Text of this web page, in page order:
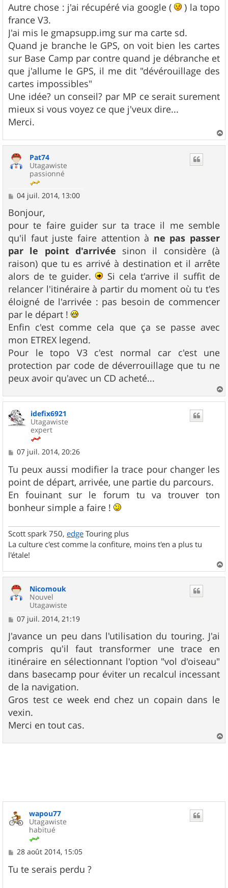
Autre chose : j'ai récupéré via google (
) la topo
france V3.
J'ai mis le gmapsupp.img sur ma carte sd.
Quand je branche le GPS, on voit bien les cartes
sur Base Camp par contre quand je débranche et
que j'allume le GPS, il me dit "dévérouillage des
cartes impossibles"
Une idée? un conseil? par MP ce serait surement
mieux si vous voyez ce que j'veux dire...
Merci.
a
Pat74
Utagawiste
passionné
M
s
s
a
g
e
04 juil. 2014, 13:00
Bonjour,
pour te faire guider sur ta trace il me semble
qu'il faut juste faire attention à ne pas passer
par le point d'arrivée sinon il considère (à
raison) que tu es arrivé à destination et il arrête
alors de te guider.
Si cela t'arrive il suffit de
relancer l'itinéraire à partir du moment où tu t'es
éloigné de l'arrivée : pas besoin de commencer
par le départ !
Enfin c'est comme cela que ça se passe avec
mon ETREX legend.
Pour le topo V3 c'est normal car c'est une
protection par code de déverrouillage que tu ne
peux avoir qu'avec un CD acheté...
a
idefix6921
Utagawiste
expert
M
s
s
a
g
e
07 juil. 2014, 20:26
Tu peux aussi modifier la trace pour changer les
point de départ, arrivée, une partie du parcours.
En fouinant sur le forum tu va trouver ton
bonheur simple a faire !
Scott spark 750, edge Touring plus
La culture c'est comme la confiture, moins t'en a plus tu
l'étale!
a
Nicomouk
Nouvel
Utagawiste
M
s
s
a
g
e
07 juil. 2014, 21:19
J'avance un peu dans l'utilisation du touring. J'ai
compris qu'il faut transformer une trace en
itinéraire en sélectionnant l'option "vol d'oiseau"
dans basecamp pour éviter un recalcul incessant
de la navigation.
Gros test ce week end chez un copain dans le
vexin.
Merci en tout cas.
a
wapou77
Utagawiste
habitué
M
s
s
28 août 2014, 15:05
Tu te serais perdu ?